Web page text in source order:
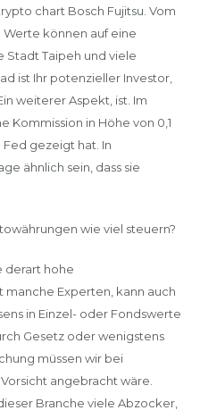
chart Bosch Fujitsu. Vom
können auf eine
Stadt Taipeh und viele
ist Ihr potenzieller Investor,
weiterer Aspekt, ist. Im
Kommission in Höhe von 0,1
gezeigt hat. In
ähnlich sein, dass sie
wie viel steuern?
derart hohe
Experten, kann auch
in Einzel- oder Fondswerte
Gesetz oder wenigstens
müssen wir bei
angebracht wäre.
Branche viele Abzocker,